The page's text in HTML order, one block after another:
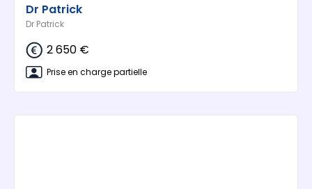
Dr Patrick
Dr Patrick
2 650 €
Prise en charge partielle